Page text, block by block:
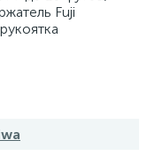
Fuji